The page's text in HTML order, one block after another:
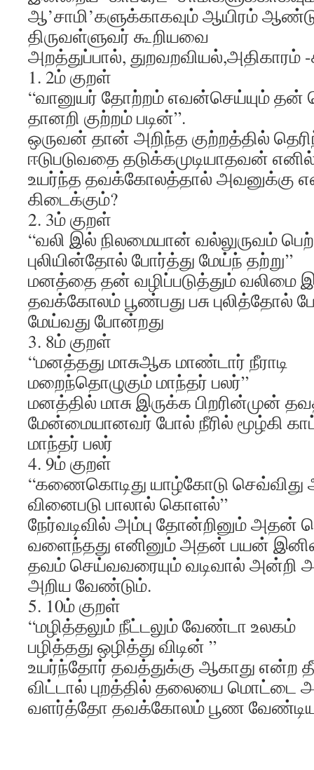
ஆ’சாமி’களுக்காகவும் ஆயிரம்
திருவள்ளுவர் கூறியவை
அறத்துப்பால், துறவறவியல்,அதிகாரம்
1. 2ம் குறள்
“வானுயர் தோற்றம் எவன்செய்யும் தன்
தானறி குற்றம் படின்”.
ஒருவன் தான் அறிந்த குற்றத்தில்
ஈடுபடுவதை தடுக்கமுடியாதவன்
உயர்ந்த தவக்கோலத்தால் அவனுக்கு
கிடைக்கும்?
2. 3ம் குறள்
“வலி இல் நிலமையான் வல்லுருவம்
புலியின்தோல் போர்த்து மேய்ந் தற்று”
மனத்தை தன் வழிப்படுத்தும் வலிமை
தவக்கோலம் பூண்பது பசு புலித்தோல்
மேய்வது போன்றது
3. 8ம் குறள்
“மனத்தது மாசுஆக மாண்டார் நீராடி
மறைந்தொழுகும் மாந்தர் பலர்”
மனத்தில் மாசு இருக்க பிறரின்முன்
மேன்மையானவர் போல் நீரில் மூழ்கி
மாந்தர் பலர்
4. 9ம் குறள்
“கணைகொடிது யாழ்கோடு
வினைபடு பாலால் கொளல்”
நேர்வடிவில் அம்பு தோன்றினும் அதன்
வளைந்தது எனினும் அதன் பயன்
தவம் செய்வவரையும் வடிவால் அன்றி
அறிய வேண்டும்.
5. 10ம் குறள்
“மழித்தலும் நீட்டலும் வேண்டா உலகம்
பழித்தது ஒழித்து விடின் ”
உயர்ந்தோர் தவத்துக்கு ஆகாது என்ற
விட்டால் புறத்தில் தலையை மொட்டை
வளர்த்தோ தவக்கோலம் பூண